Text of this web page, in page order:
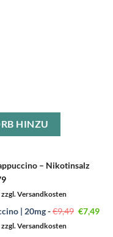
HINZU
– Nikotinsalz
Versandkosten
| 20mg-€9,49 Preis
€7,49
Versandkosten